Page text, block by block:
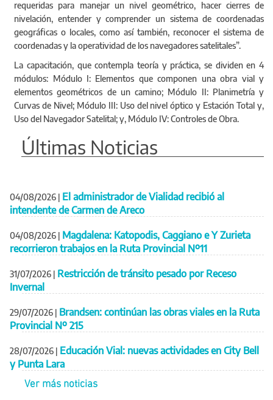
requeridas para manejar un nivel geométrico, hacer cierres de
nivelación, entender y comprender un sistema de coordenadas
geográficas o locales, como así también, reconocer el sistema de
coordenadas y la operatividad de los navegadores satelitales”.
La capacitación, que contempla teoría y práctica, se dividen en 4
módulos: Módulo I: Elementos que componen una obra vial y
elementos geométricos de un camino; Módulo II: Planimetría y
Curvas de Nivel; Módulo III: Uso del nivel óptico y Estación Total y,
Uso del Navegador Satelital; y, Módulo IV: Controles de Obra.
Últimas Noticias
04/08/2026 | El administrador de Vialidad recibió al
intendente de Carmen de Areco
04/08/2026 | Magdalena: Katopodis, Caggiano e Y Zurieta
recorrieron trabajos en la Ruta Provincial Nº11
31/07/2026 | Restricción de tránsito pesado por Receso
Invernal
29/07/2026 | Brandsen: continúan las obras viales en la Ruta
Provincial Nº 215
28/07/2026 | Educación Vial: nuevas actividades en City Bell
y Punta Lara
Ver más noticias